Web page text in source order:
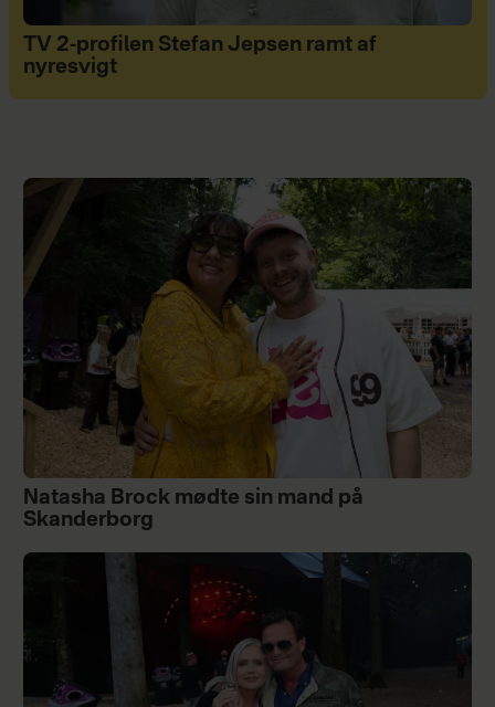
TV 2-profilen Stefan Jepsen ramt af
nyresvigt
Natasha Brock mødte sin mand på
Skanderborg